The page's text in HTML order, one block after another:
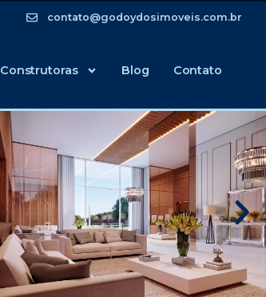
contato@godoydosimoveis.com.br
Construtoras Blog Contato